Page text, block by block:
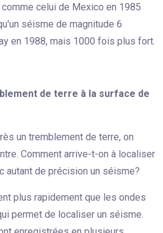
celui de Mexico en 1985
séisme de magnitude 6
en 1988, mais 1000 fois plus fort.
de terre à la surface de
un tremblement de terre, on
Comment arrive-t-on à localiser
autant de précision un séisme?
plus rapidement que les ondes
permet de localiser un séisme.